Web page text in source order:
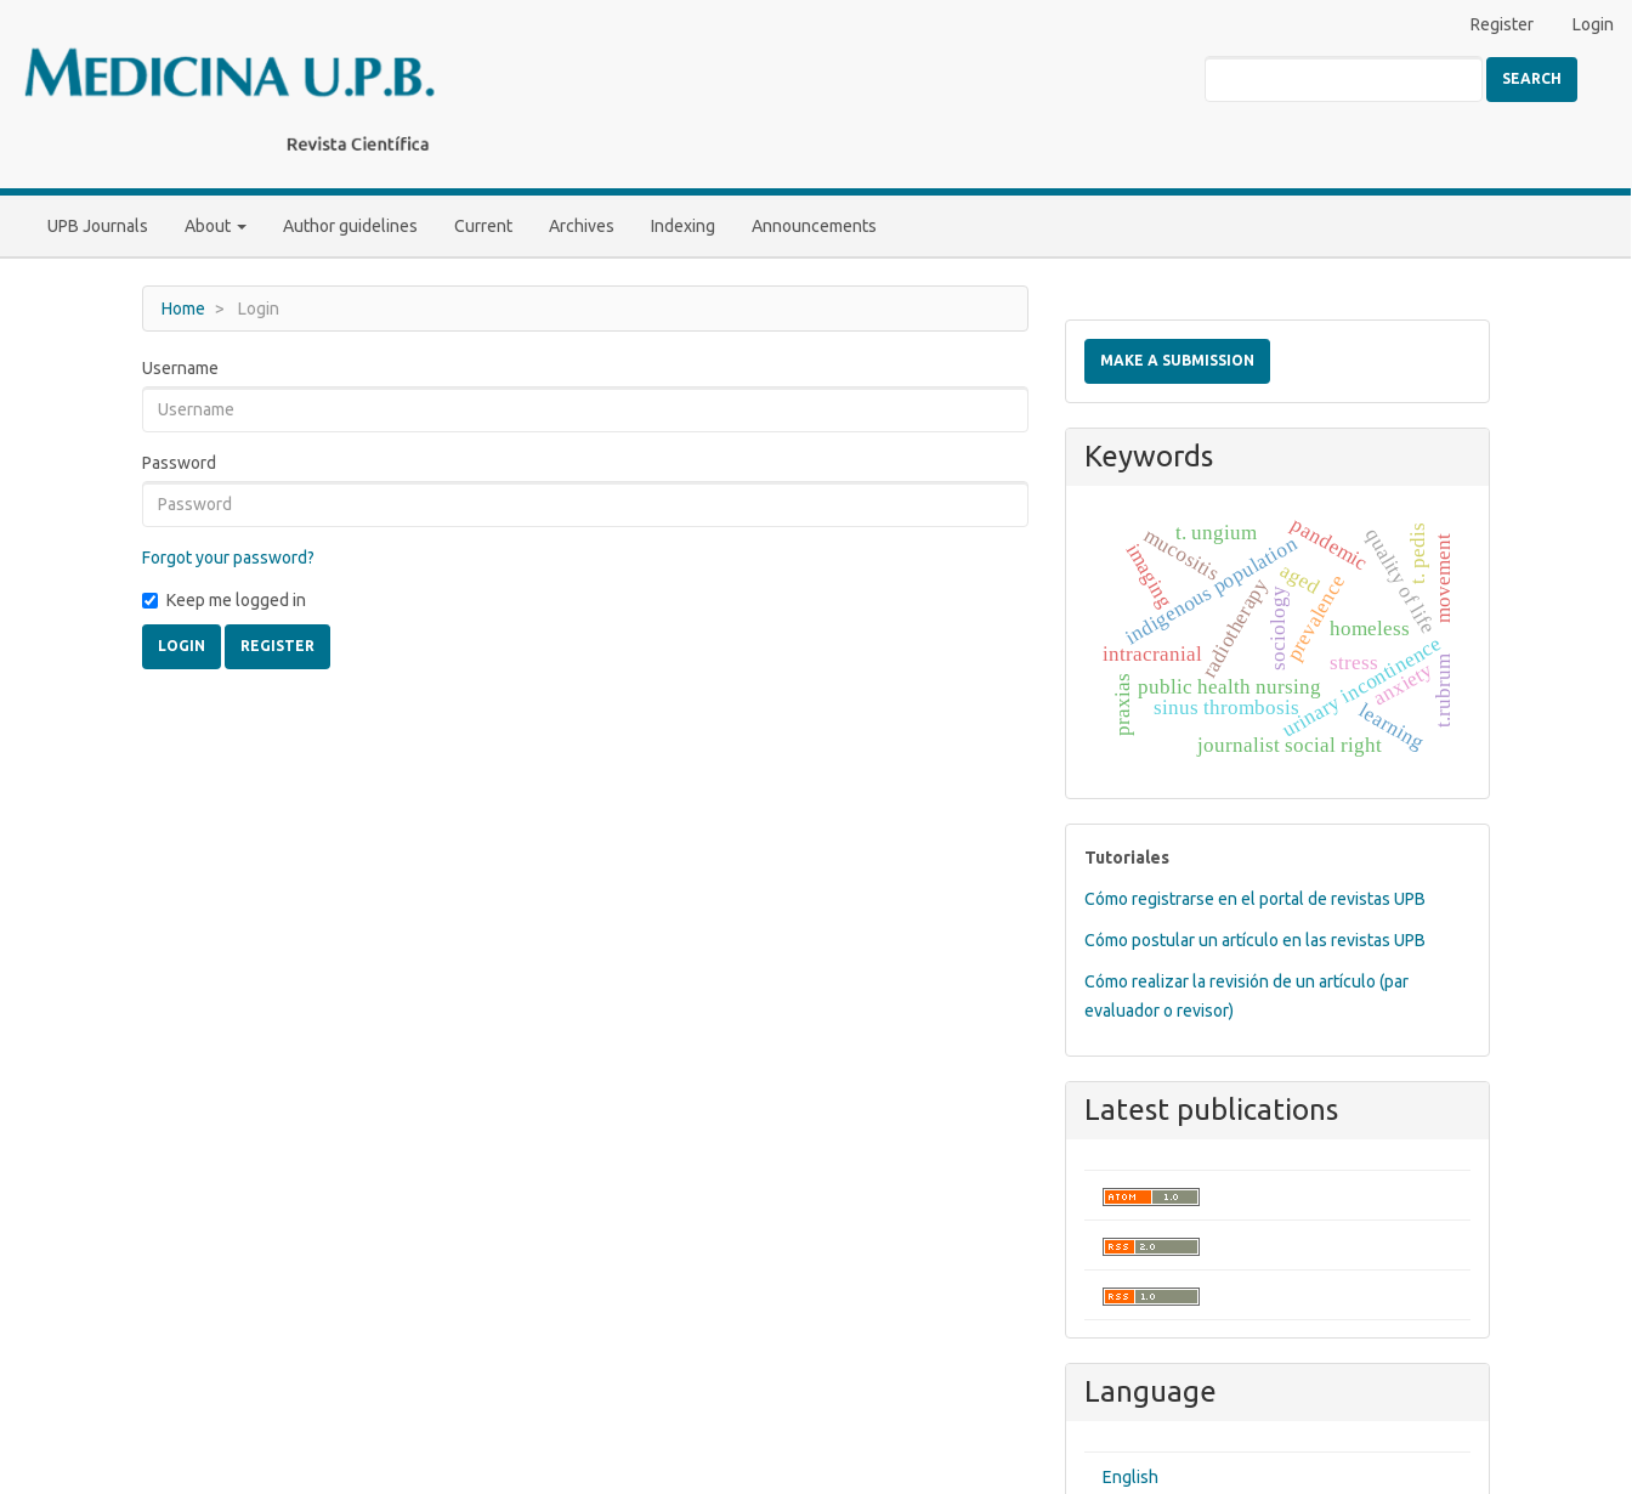
Main
Content
Register Login
UPB Journals About Author guidelines Current Archives Indexing Announcements
SEARCH
Home Login
Username
Password
Forgot your password?
Keep me logged in
LOGIN REGISTER
a
Submission
MAKE A SUBMISSION
Keywords
public health nursing
sociology homeless
urinary incontinence
prevalence
aged quality of life
indigenous population
mucositis
radiotherapy
sinus thrombosis
intracranial
imaging
journalist social right
pandemic
anxiety
stress
t. pedis
t. ungium
t.rubrum
movement
praxias learning
tutoriales
Tutoriales
Cómo registrarse en el portal de revistas UPB
Cómo postular un artículo en las revistas UPB
Cómo realizar la revisión de un artículo (par
evaluador o revisor)
Latest publications
Language
English